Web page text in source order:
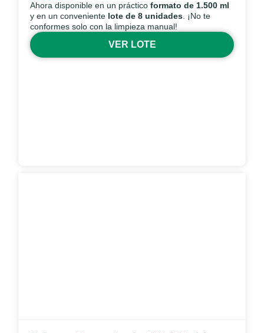
Ahora disponible en un práctico formato de 1.500 ml
y en un conveniente lote de 8 unidades . ¡No te
conformes solo con la limpieza manual!
VER LOTE